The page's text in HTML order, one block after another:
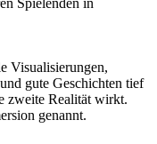
Spielenden in
Visualisierungen,
gute Geschichten tief
zweite Realität wirkt.
genannt.